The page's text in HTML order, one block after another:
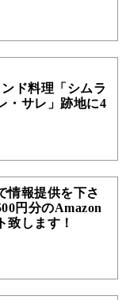
ド料理「シムラ
・サレ」跡地に4
情報提供を下さ
円分のAmazon
致します！